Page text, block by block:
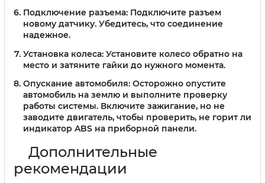
Подключение разъема: Подключите разъем
новому датчику. Убедитесь, что соединение
надежное.
Установка колеса: Установите колесо обратно на
место и затяните гайки до нужного момента.
Опускание автомобиля: Осторожно опустите
автомобиль на землю и выполните проверку
работы системы. Включите зажигание, но не
заводите двигатель, чтобы проверить, не горит ли
индикатор ABS на приборной панели.
Дополнительные
рекомендации